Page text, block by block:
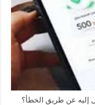
عن طريق الخطأ؟